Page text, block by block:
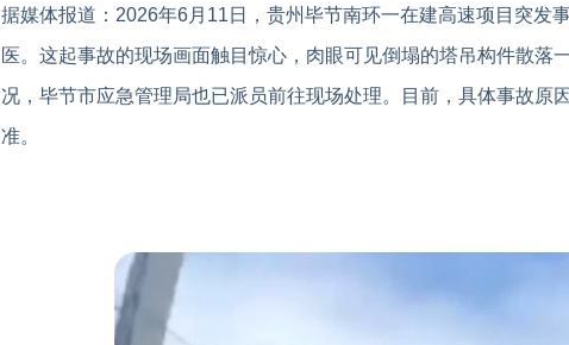
据媒体报道：2026年6月11日，贵州毕节南环一在建高速项目突发
医。这起事故的现场画面触目惊心，肉眼可见倒塌的塔吊构件散
况，毕节市应急管理局也已派员前往现场处理。目前，具体事故原
准。